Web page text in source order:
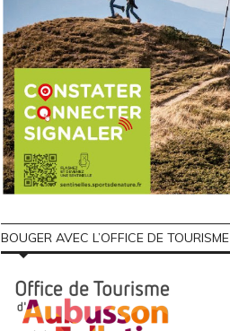
BOUGER AVEC L’OFFICE DE TOURISME